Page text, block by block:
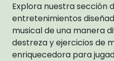
Explora nuestra sección
entretenimientos
musical de una manera
destreza y ejercicios de
enriquecedora para